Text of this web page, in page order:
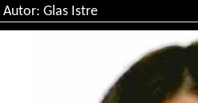
| Autor: Glas Istre